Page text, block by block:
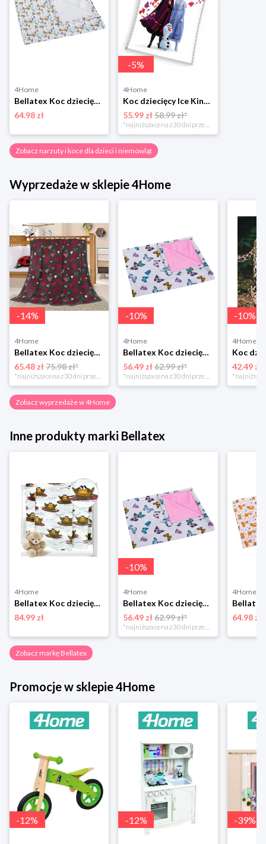
4Home
Bellatex Koc dziecięcy Bára Giraffe biały, 75 x 100 cm
64.98 zł
-5%
4Home
Koc dziecięcy Ice Kingdom Magical Breeze, 130 x 160 cm 4-Home
55.99 zł 58.99 zł*
*najniższa cena z 30 dni przed obniżką
Zobacz narzuty i koce dla dzieci i niemowląt
Wyprzedaże w sklepie 4Home
-14%
4Home
Bellatex Koc dziecięcy Ella Serduszka, 100 x 155 cm
65.48 zł75.98 zł*
-10%
4Home
Bellatex Koc dziecięcy Bára Butterfly różowy, 75 x 100 cm
56.49 zł 62.99 zł*
-10%
4Home
42.49 zł
Zobacz wyprzedaże w 4Home
Inne produkty marki Bellatex
4Home
Bellatex Koc dziecięcy Ella Żaba, 100 x 150 cm
84.99 zł
-10%
4Home
Bellatex Koc dziecięcy Bára Butterfly różowy, 75 x 100 cm
56.49 zł 62.99 zł*
*najniższa cena z 30 dni przed obniżką
4Home
64.98 zł
Zobacz markę Bellatex
Promocje w sklepie 4Home
-12% -12% -39%